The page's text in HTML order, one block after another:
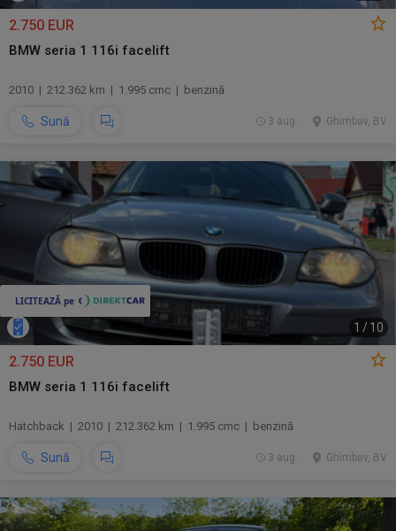
2.750 EUR
BMW seria 1 116i facelift
2010 | 212.362 km | 1.995 cmc | benzină
Sună Ghimbav, BV
3 aug.
1 / 10
2.750 EUR
BMW seria 1 116i facelift
Hatchback | 2010 | 212.362 km | 1.995 cmc | benzină
Sună Ghimbav, BV
3 aug.